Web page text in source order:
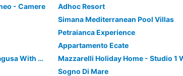
- Camere
Adhoc Resort
Simana Mediterranean Pool Villas
Petraianca Experience
Appartamento Ecate
Cozy Apartment In Marina Di Ragusa With Wifi
Sogno Di Mare